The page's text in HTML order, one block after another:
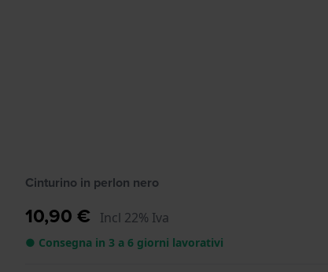
Cinturino in perlon nero
10,90 € Incl 22% Iva
● Consegna in 3 a 6 giorni lavorativi